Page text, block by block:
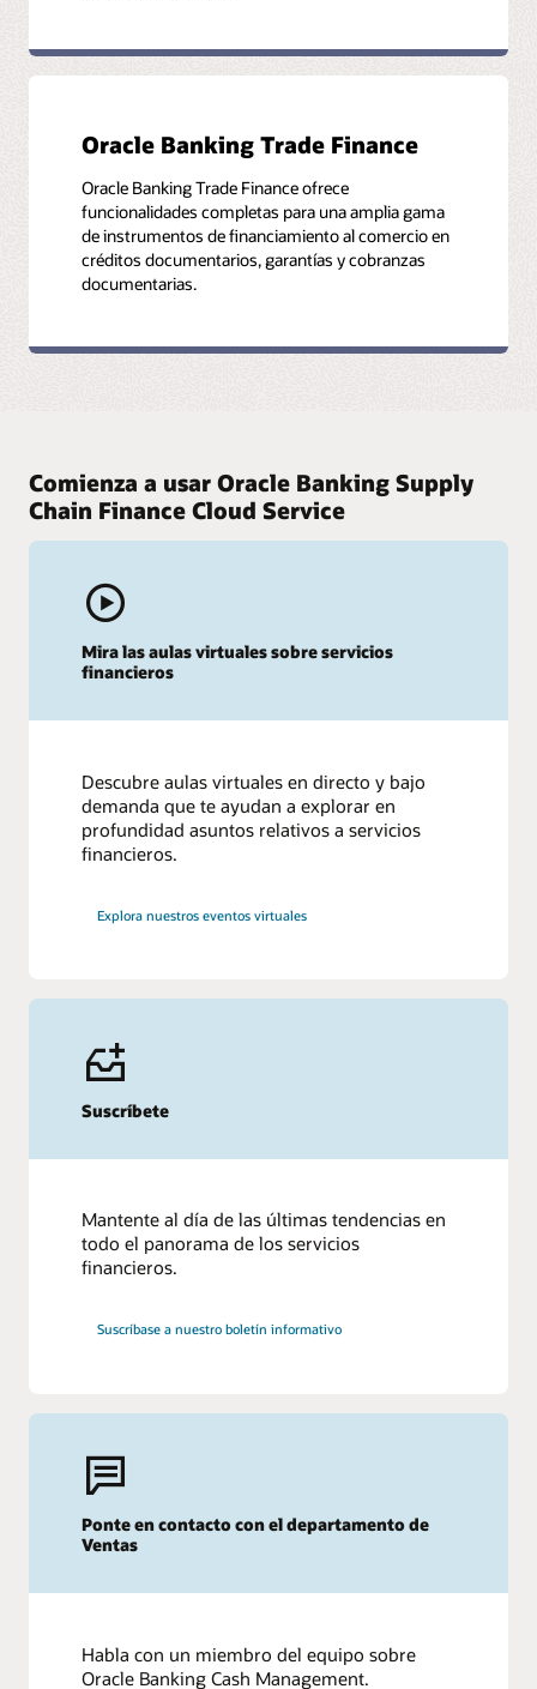
Oracle Banking Trade Finance
Oracle Banking Trade Finance ofrece
funcionalidades completas para una amplia gama
de instrumentos de financiamiento al comercio en
créditos documentarios, garantías y cobranzas
documentarias.
Comienza a usar Oracle Banking Supply
Chain Finance Cloud Service
Mira las aulas virtuales sobre servicios
financieros
Descubre aulas virtuales en directo y bajo
demanda que te ayudan a explorar en
profundidad asuntos relativos a servicios
financieros.
Explora nuestros eventos virtuales
Suscríbete
Mantente al día de las últimas tendencias en
todo el panorama de los servicios
financieros.
Suscríbase a nuestro boletín informativo
Ponte en contacto con el departamento de
Ventas
Habla con un miembro del equipo sobre
Oracle Banking Cash Management.